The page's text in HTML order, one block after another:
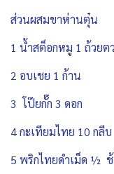
ส่วนผสมขาห่านตุ๋น
1 น้ำสต็อกหมู 1 ถ้วยต
2 อบเชย 1 ก้าน
3 โป๊ยกั๊ก 3 ดอก
4 กะเทียมไทย 10 กลีบ
5 พริกไทยดำเม็ด ½